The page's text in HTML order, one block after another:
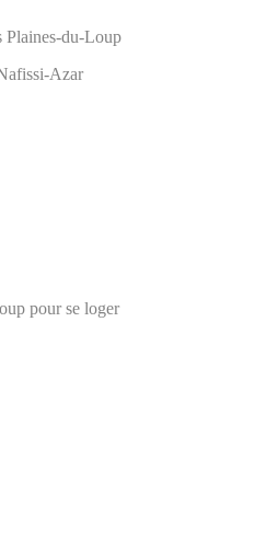
Plaines-du-Loup
Azar
pour se loger